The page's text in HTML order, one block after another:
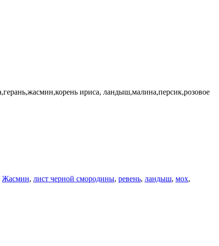
ириса, ландыш,малина,персик,розовое
Жасмин, лист черной смородины, ревень, ландыш, мох,